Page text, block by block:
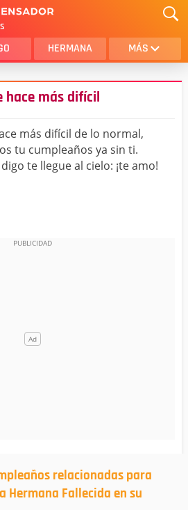
HERMANA MÁS
AMOR
HIJA
HIJO
hace más difícil
más difícil de lo normal,
tu cumpleaños ya sin ti.
te llegue al cielo: ¡te amo!
relacionadas para
Hermana Fallecida en su